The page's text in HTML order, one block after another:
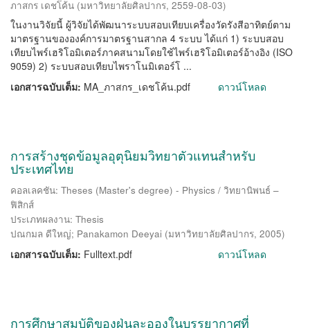
ภาสกร เดชโค้น (มหาวิทยาลัยศิลปากร, 2559-08-03)
ในงานวิจัยนี้ ผู้วิจัยได้พัฒนาระบบสอบเทียบเครื่องวัดรังสีอาทิตย์ตาม
มาตรฐานขององค์การมาตรฐานสากล 4 ระบบ ได้แก่ 1) ระบบสอบ
เทียบไพร์เฮริโอมิเตอร์ภาคสนามโดยใช้ไพร์เฮริโอมิเตอร์อ้างอิง (ISO
9059) 2) ระบบสอบเทียบไพราโนมิเตอร์โ ...
เอกสารฉบับเต็ม: MA_ภาสกร_เดชโค้น.pdf ดาวน์โหลด
การสร้างชุดข้อมูลอุตุนิยมวิทยาตัวแทนสำหรับ
ประเทศไทย
คอลเลคชัน: Theses (Master's degree) - Physics / วิทยานิพนธ์ –
ฟิสิกส์
ประเภทผลงาน: Thesis
ปณกมล ดีใหญ่; Panakamon Deeyai (มหาวิทยาลัยศิลปากร, 2005)
เอกสารฉบับเต็ม: Fulltext.pdf ดาวน์โหลด
การศึกษาสมบัติของฝุ่นละอองในบรรยากาศที่